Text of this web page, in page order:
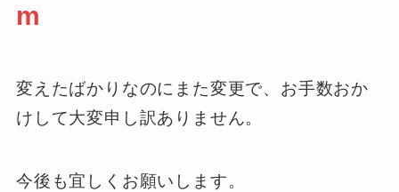
m
変えたばかりなのにまた変更で、お手数おか
けして大変申し訳ありません。
今後も宜しくお願いします。